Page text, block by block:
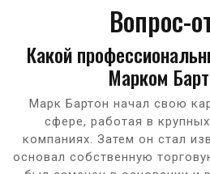
Вопрос-
Какой
Марком
Марк Бартон начал свою
сфере, работая в
компаниях. Затем он стал
основал собственную